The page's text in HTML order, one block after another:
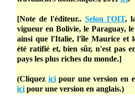
[Note de l'éditeur.. Selon l'OIT,
vigueur en Bolivie, le Paraguay,
ainsi que l'Italie, l'île Maurice et
été ratifié et, bien sûr, n'est pas
pays les plus riches du monde.]
(Cliquez icipour une version en
icipour une version en anglais.)